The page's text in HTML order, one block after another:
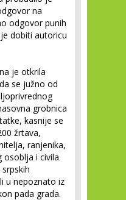
na
odgovor punih
dobiti autoricu
je otkrila
se južno od
grobnica
kasnije se
žrtava,
ranjenika,
osoblja i civila
u nepoznato iz
pada grada.